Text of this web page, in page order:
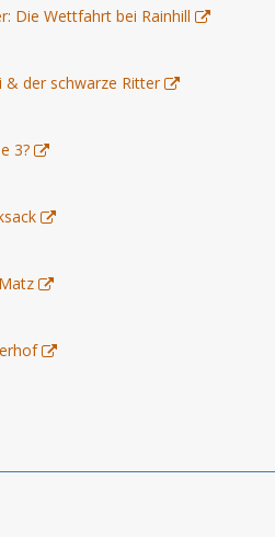
Die Wettfahrt bei Rainhill
& der schwarze Ritter
3?